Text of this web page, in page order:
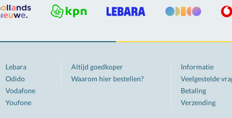
Lebara
Odido
Vodafone
Youfone
Altijd goedkoper
Waarom hier bestellen?
Informatie
Veelgestelde
Betaling
Verzending